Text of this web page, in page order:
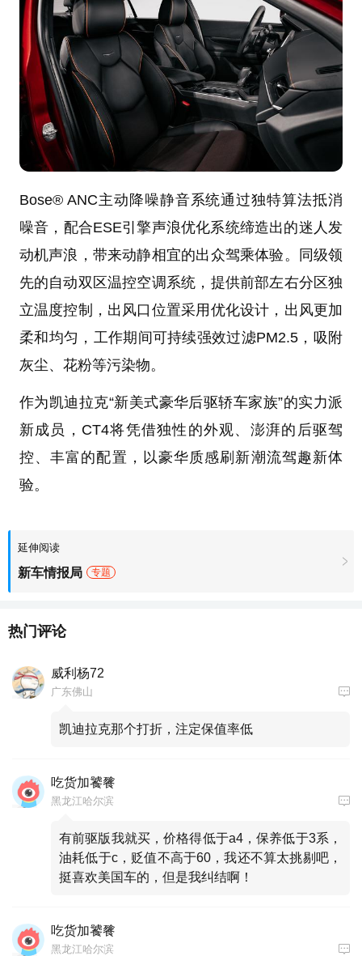
Bose® ANC主动降噪静音系统通过独特算法抵消
噪音，配合ESE引擎声浪优化系统缔造出的迷人发
动机声浪，带来动静相宜的出众驾乘体验。同级领
先的自动双区温控空调系统，提供前部左右分区独
立温度控制，出风口位置采用优化设计，出风更加
柔和均匀，工作期间可持续强效过滤PM2.5，吸附
灰尘、花粉等污染物。
作为凯迪拉克“新美式豪华后驱轿车家族”的实力派
新成员，CT4将凭借独性的外观、澎湃的后驱驾
控、丰富的配置，以豪华质感刷新潮流驾趣新体
验。
延伸阅读
新车情报局 专题
热门评论
威利杨72
广东佛山
凯迪拉克那个打折，注定保值率低
吃货加饕餮
黑龙江哈尔滨
有前驱版我就买，价格得低于a4，保养低于3系，
油耗低于c，贬值不高于60，我还不算太挑剔吧，
挺喜欢美国车的，但是我纠结啊！
吃货加饕餮
黑龙江哈尔滨